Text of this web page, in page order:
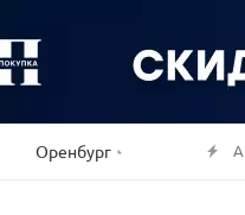
Оренбург